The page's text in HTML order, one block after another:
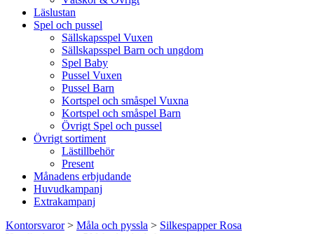
Läslustan
Spel och pussel
Sällskapsspel Vuxen
Sällskapsspel Barn och ungdom
Spel Baby
Pussel Vuxen
Pussel Barn
Kortspel och småspel Vuxna
Kortspel och småspel Barn
Övrigt Spel och pussel
Övrigt sortiment
Lästillbehör
Present
Månadens erbjudande
Huvudkampanj
Extrakampanj
Kontorsvaror> Måla och pyssla > Silkespapper Rosa